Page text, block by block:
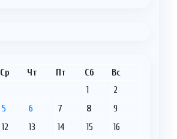
Ср Чт Пт Сб Вс
1
2
5 6 7 8
9
12 13 14 15
16